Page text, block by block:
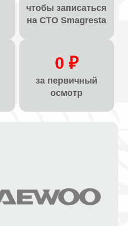
чтобы записаться
на СТО Smagresta
0 ₽
за первичный
осмотр